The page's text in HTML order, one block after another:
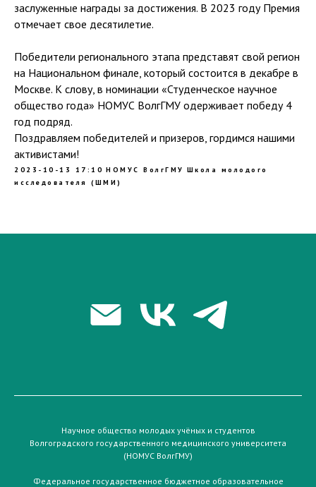
заслуженные награды за достижения. В 2023 году Премия
отмечает свое десятилетие.
Победители регионального этапа представят свой регион
на Национальном финале, который состоится в декабре в
Москве. К слову, в номинации «Студенческое научное
общество года» НОМУС ВолгГМУ одерживает победу 4
год подряд.
Поздравляем победителей и призеров, гордимся нашими
активистами!
2023-10-13 17:10 НОМУС ВолгГМУ Школа молодого
исследователя (ШМИ)
Научное общество молодых учёных и студентов
Волгоградского государственного медицинского университета
(НОМУС ВолгГМУ)
Федеральное государственное бюджетное образовательное